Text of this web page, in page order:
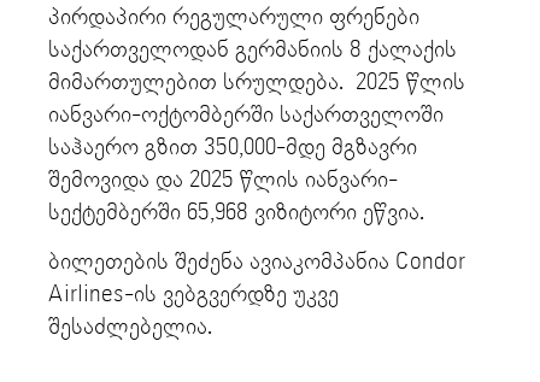
პირდაპირი რეგულარული ფრენები
საქართველოდან გერმანიის 8 ქალაქის
მიმართულებით სრულდება. 2025 წლის
იანვარი-ოქტომბერში საქართველოში
საჰაერო გზით 350,000-მდე მგზავრი
შემოვიდა და 2025 წლის იანვარი-
სექტემბერში 65,968 ვიზიტორი ეწვია.
ბილეთების შეძენა ავიაკომპანია Condor
Airlines-ის ვებგვერდზე უკვე
შესაძლებელია.